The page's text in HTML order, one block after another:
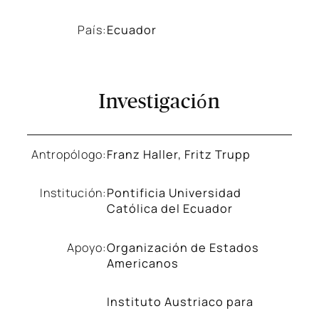
País:Ecuador
Investigación
Antropólogo:Franz Haller, Fritz Trupp
Institución:Pontificia Universidad
Católica del Ecuador
Apoyo:Organización de Estados
Americanos
Instituto Austriaco para